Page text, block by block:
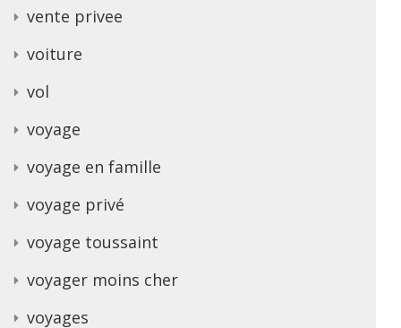
vente privee
voiture
vol
voyage
voyage en famille
voyage privé
voyage toussaint
voyager moins cher
voyages